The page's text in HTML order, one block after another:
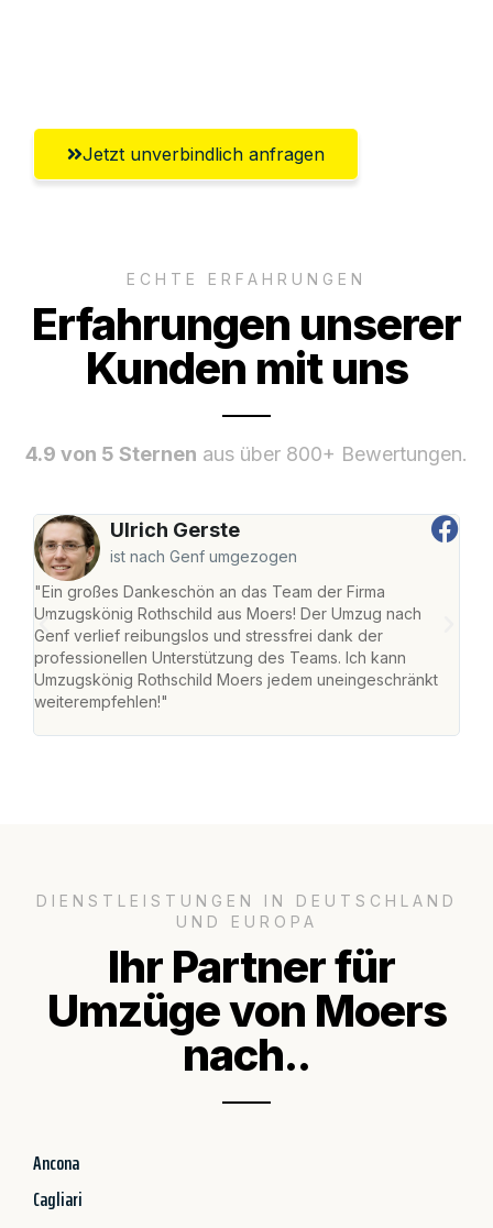
Jetzt unverbindlich anfragen
ECHTE ERFAHRUNGEN
Erfahrungen unserer
Kunden mit uns
4.9 von 5 Sternen aus über 800+ Bewertungen.
Ulrich Gerste
ist nach Genf umgezogen
"Ein großes Dankeschön an das Team der Firma
Umzugskönig Rothschild aus Moers! Der Umzug nach
Genf verlief reibungslos und stressfrei dank der
professionellen Unterstützung des Teams. Ich kann
Umzugskönig Rothschild Moers jedem uneingeschränkt
weiterempfehlen!"
DIENSTLEISTUNGEN IN DEUTSCHLAND
UND EUROPA
Ihr Partner für
Umzüge von Moers
nach..
Ancona
Cagliari